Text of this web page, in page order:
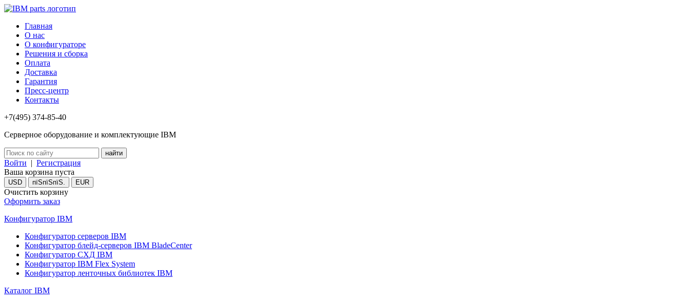
Главная
О нас
О конфигураторе
Решения и сборка
Оплата
Доставка
Гарантия
Пресс-центр
Контакты
+7(495) 374-85-40
Серверное оборудование и комплектующие IBM
Войти | Регистрация
Ваша корзина пуста
USD пїЅпїЅпїЅ. EUR
Очистить корзину
Оформить заказ
Конфигуратор IBM
Конфигуратор серверов IBM
Конфигуратор блейд-серверов IBM BladeCenter
Конфигуратор СХД IBM
Конфигуратор IBM Flex System
Конфигуратор ленточных библиотек IBM
Каталог IBM